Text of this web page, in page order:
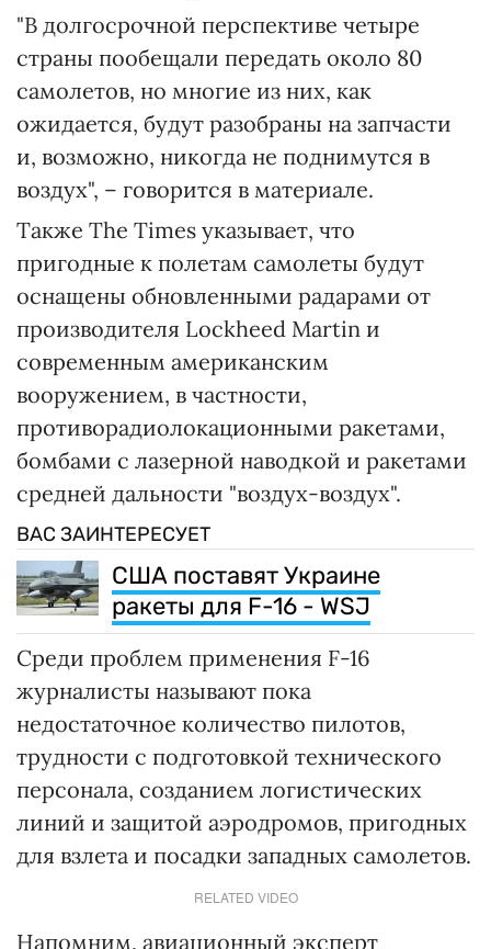
"В долгосрочной перспективе четыре
страны пообещали передать около 80
самолетов, но многие из них, как
ожидается, будут разобраны на запчасти
и, возможно, никогда не поднимутся в
воздух", – говорится в материале.
Также The Times указывает, что
пригодные к полетам самолеты будут
оснащены обновленными радарами от
производителя Lockheed Martin и
современным американским
вооружением, в частности,
противорадиолокационными ракетами,
бомбами с лазерной наводкой и ракетами
средней дальности "воздух-воздух".
ВАС ЗАИНТЕРЕСУЕТ
США поставят Украине
ракеты для F-16 - WSJ
Среди проблем применения F-16
журналисты называют пока
недостаточное количество пилотов,
трудности с подготовкой технического
персонала, созданием логистических
линий и защитой аэродромов, пригодных
для взлета и посадки западных самолетов.
RELATED VIDEO
Напомним, авиационный эксперт